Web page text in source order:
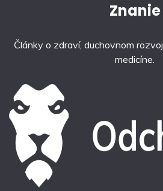
Znanie
Články o zdraví, duchovnom
medicíne.